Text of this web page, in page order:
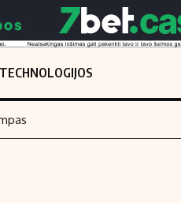
TECHNOLOGIJOS